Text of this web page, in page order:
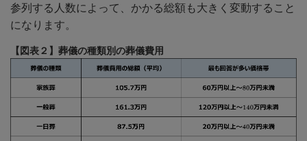
参列する人数によって、かかる総額も大きく変動すること
になります。
【図表２】葬儀の種類別の葬儀費用